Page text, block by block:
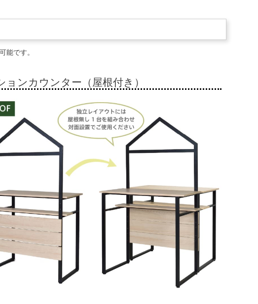
能です。
ョンカウンター（屋根付き）